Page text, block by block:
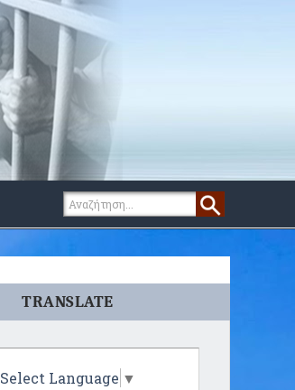
TRANSLATE
Select Language ▼